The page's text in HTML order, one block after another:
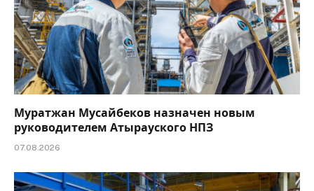
Муратжан Мусайбеков назначен новым
руководителем Атырауского НПЗ
07.08.2026